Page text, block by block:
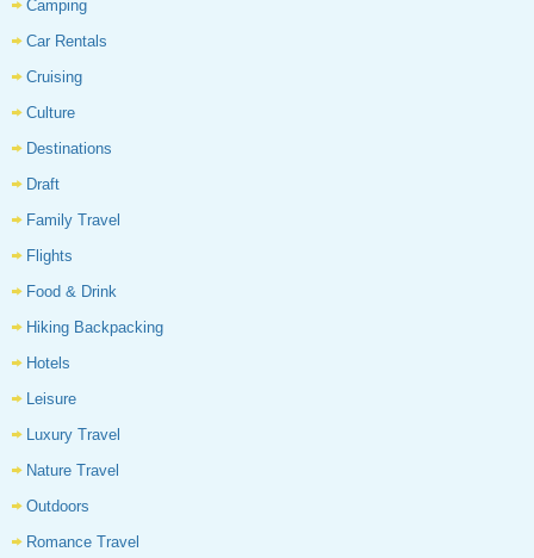
Camping
Car Rentals
Cruising
Culture
Destinations
Draft
Family Travel
Flights
Food & Drink
Hiking Backpacking
Hotels
Leisure
Luxury Travel
Nature Travel
Outdoors
Romance Travel